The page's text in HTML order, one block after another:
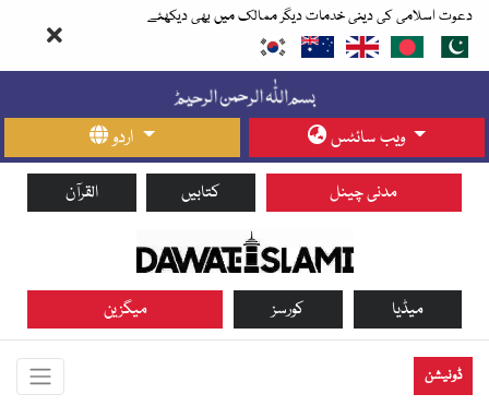
دعوت اسلامی کی دینی خدمات دیگر ممالک میں بھی دیکھئے
اردو ویب سائٹس
القرآن کتابیں مدنی چینل
میگزین کورسز میڈیا
ڈونیشن